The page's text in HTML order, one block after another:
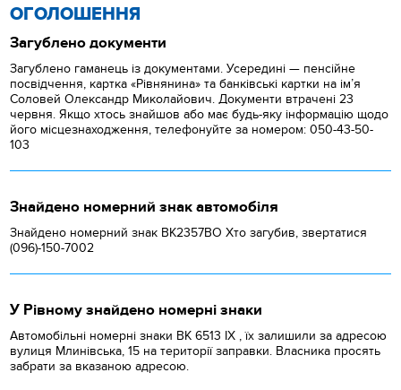
ОГОЛОШЕННЯ
Загублено документи
Загублено гаманець із документами. Усередині — пенсійне
посвідчення, картка «Рівнянина» та банківські картки на ім’я
Соловей Олександр Миколайович. Документи втрачені 23
червня. Якщо хтось знайшов або має будь-яку інформацію щодо
його місцезнаходження, телефонуйте за номером: 050-43-50-
103
Знайдено номерний знак автомобіля
Знайдено номерний знак ВК2357ВО Хто загубив, звертатися
(096)-150-7002
У Рівному знайдено номерні знаки
Автомобільні номерні знаки BK 6513 IX , їх залишили за адресою
вулиця Млинівська, 15 на території заправки. Власника просять
забрати за вказаною адресою.